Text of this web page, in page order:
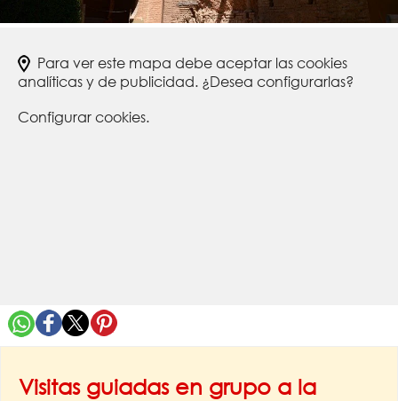
Para ver este mapa debe aceptar las cookies
analíticas y de publicidad. ¿Desea configurarlas?
Configurar cookies.
Visitas guiadas en grupo a la